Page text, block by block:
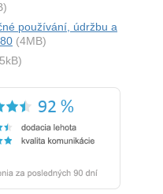
používání, údržbu a
(4MB)